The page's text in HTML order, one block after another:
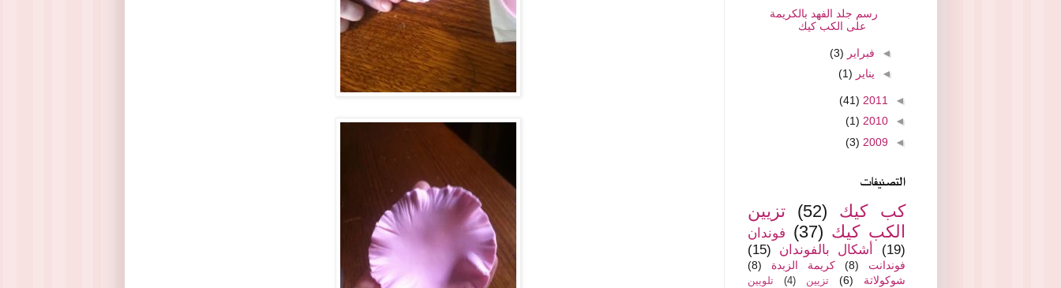
رسم جلد الفهد بالكريمة
على الكب كيك
◄ فبراير (3)
◄ يناير (1)
◄
2011
(41)
◄
2010
(1)
◄
2009
(3)
التصنيفات
كب كيك (52)
تزيين
الكب كيك (37)
فوندان
(19)
أشكال بالفوندان (15)
فوندانت (8) كريمة الزبدة
(8)
شوكولاتة
(6) تزيين (4)
تلويين